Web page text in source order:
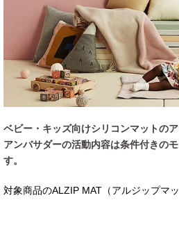
ベビー・キッズ向けシリコンマットの
アンバサダーの活動内容は条件付きの
す。
対象商品のALZIP MAT（アルジップマ